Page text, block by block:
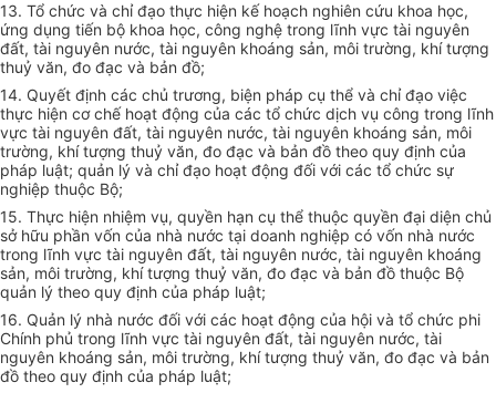
13. Tổ chức và chỉ đạo thực hiện kế hoạch nghiên cứu khoa học,
ứng dụng tiến bộ khoa học, công nghệ trong lĩnh vực tài nguyên
đất, tài nguyên nước, tài nguyên khoáng sản, môi trường, khí tượng
thuỷ văn, đo đạc và bản đồ;
14. Quyết định các chủ trương, biện pháp cụ thể và chỉ đạo việc
thực hiện cơ chế hoạt động của các tổ chức dịch vụ công trong lĩnh
vực tài nguyên đất, tài nguyên nước, tài nguyên khoáng sản, môi
trường, khí tượng thuỷ văn, đo đạc và bản đồ theo quy định của
pháp luật; quản lý và chỉ đạo hoạt động đối với các tổ chức sự
nghiệp thuộc Bộ;
15. Thực hiện nhiệm vụ, quyền hạn cụ thể thuộc quyền đại diện chủ
sở hữu phần vốn của nhà nước tại doanh nghiệp có vốn nhà nước
trong lĩnh vực tài nguyên đất, tài nguyên nước, tài nguyên khoáng
sản, môi trường, khí tượng thuỷ văn, đo đạc và bản đồ thuộc Bộ
quản lý theo quy định của pháp luật;
16. Quản lý nhà nước đối với các hoạt động của hội và tổ chức phi
Chính phủ trong lĩnh vực tài nguyên đất, tài nguyên nước, tài
nguyên khoáng sản, môi trường, khí tượng thuỷ văn, đo đạc và bản
đồ theo quy định của pháp luật;